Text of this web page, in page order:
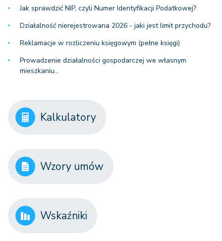
Jak sprawdzić NIP, czyli Numer Identyfikacji Podatkowej?
Działalność nierejestrowana 2026 - jaki jest limit przychodu?
Reklamacje w rozliczeniu księgowym (pełne księgi)
Prowadzenie działalności gospodarczej we własnym
mieszkaniu…
Kalkulatory
Wzory umów
Wskaźniki